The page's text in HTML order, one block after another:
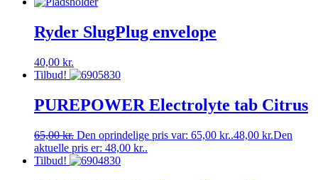
Ryder SlugPlug envelope
40,00 kr.
Tilbud!
PUREPOWER Electrolyte tab Citrus
65,00kr. Den oprindelige pris var: 65,00 kr..48,00 kr.Den
aktuelle pris er: 48,00 kr..
Tilbud!